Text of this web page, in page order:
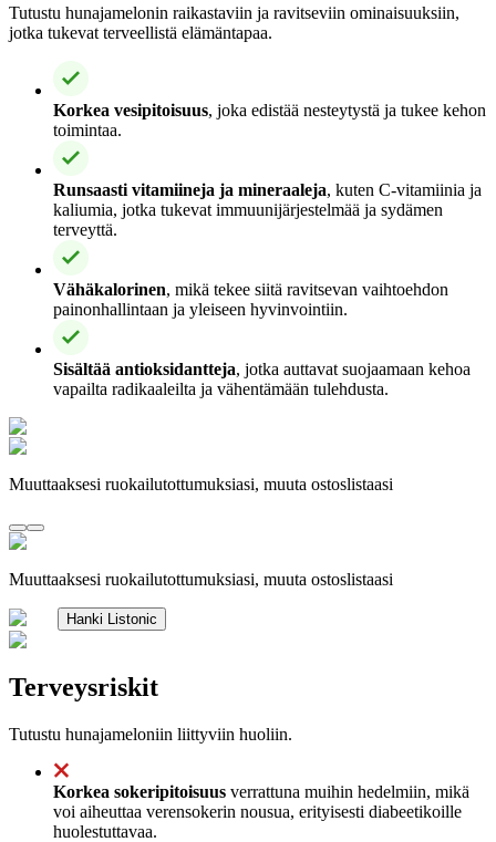
Tutustu hunajamelonin raikastaviin ja ravitseviin ominaisuuksiin,
jotka tukevat terveellistä elämäntapaa.
Korkea vesipitoisuus, joka edistää nesteytystä ja tukee kehon
toimintaa.
Runsaasti vitamiineja ja mineraaleja, kuten C-vitamiinia ja
kaliumia, jotka tukevat immuunijärjestelmää ja sydämen
terveyttä.
Vähäkalorinen, mikä tekee siitä ravitsevan vaihtoehdon
painonhallintaan ja yleiseen hyvinvointiin.
Sisältää antioksidantteja, jotka auttavat suojaamaan kehoa
vapailta radikaaleilta ja vähentämään tulehdusta.
Muuttaaksesi ruokailutottumuksiasi, muuta ostoslistaasi
Muuttaaksesi ruokailutottumuksiasi, muuta ostoslistaasi
Hanki Listonic
Terveysriskit
Tutustu hunajameloniin liittyviin huoliin.
Korkea sokeripitoisuus verrattuna muihin hedelmiin, mikä
voi aiheuttaa verensokerin nousua, erityisesti diabeetikoille
huolestuttavaa.